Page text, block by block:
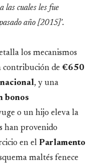
las cuales les fue
año [2015]'.
los mecanismos
contribución de €650
, y una
bonos
o un hijo eleva la
han provenido
en el Parlamento
maltés fenece